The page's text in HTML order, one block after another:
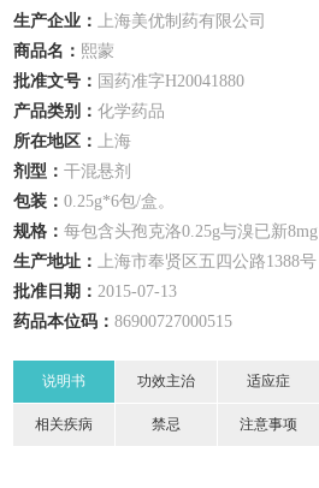
生产企业： 上海美优制药有限公司
商品名： 熙蒙
批准文号： 国药准字H20041880
产品类别：化学药品
所在地区： 上海
剂型：干混悬剂
包装：0.25g*6包/盒。
规格：每包含头孢克洛0.25g与溴已新8mg
生产地址： 上海市奉贤区五四公路1388号
批准日期：2015-07-13
药品本位码：86900727000515
说明书 功效主治 适应症
相关疾病 禁忌 注意事项